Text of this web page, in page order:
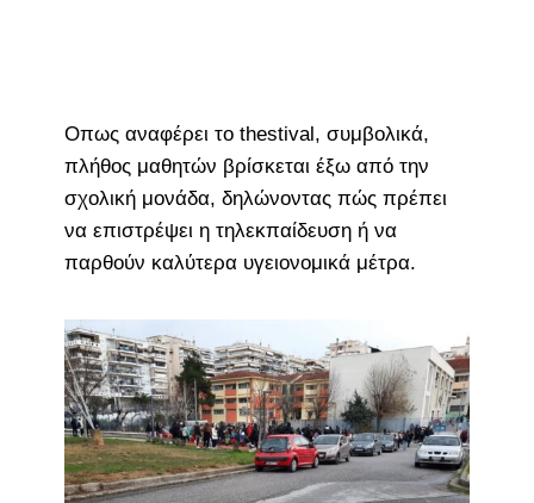
Οπως αναφέρει το thestival, συμβολικά,
πλήθος μαθητών βρίσκεται έξω από την
σχολική μονάδα, δηλώνοντας πώς πρέπει
να επιστρέψει η τηλεκπαίδευση ή να
παρθούν καλύτερα υγειονομικά μέτρα.